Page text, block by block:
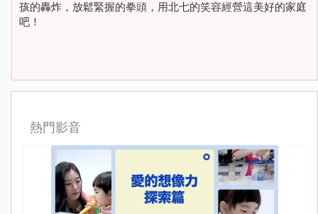
孩的轟炸，放鬆緊握的拳頭，用北七的笑容經營這美好的家庭
吧！
熱門影音